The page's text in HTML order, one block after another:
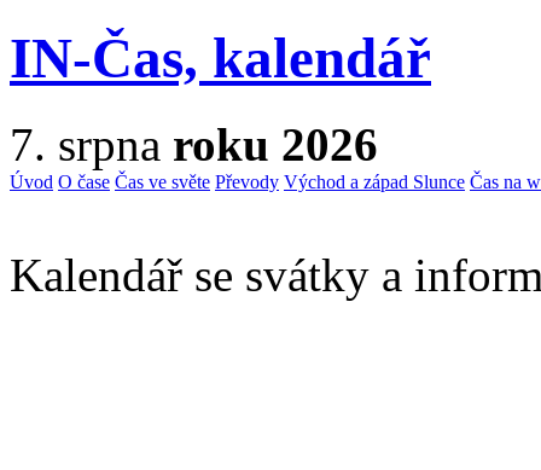
IN-Čas, kalendář
7. srpna roku 2026
Úvod O čase Čas ve světe Převody Východ a západ Slunce Čas na
Kalendář se svátky a